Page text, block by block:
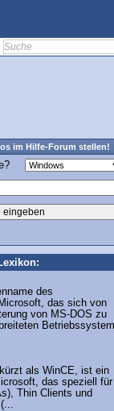
im Hilfe-Forum stellen!
des
das sich von
von MS-DOS zu
Betriebssystem
als WinCE, ist ein
das speziell für
Thin Clients und